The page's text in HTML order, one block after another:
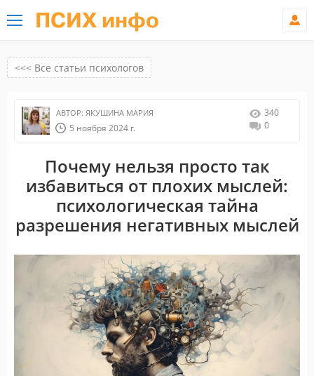
ПСИХ инфо
<<< Все статьи психологов
АВТОР: ЯКУШИНА МАРИЯ
5 ноября 2024 г.
340
0
Почему нельзя просто так
избавиться от плохих мыслей:
психологическая тайна
разрешения негативных мыслей